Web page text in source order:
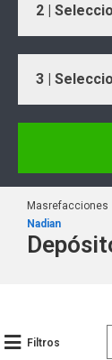
2 |
3 |
Masrefacciones
Nadian
Filtros